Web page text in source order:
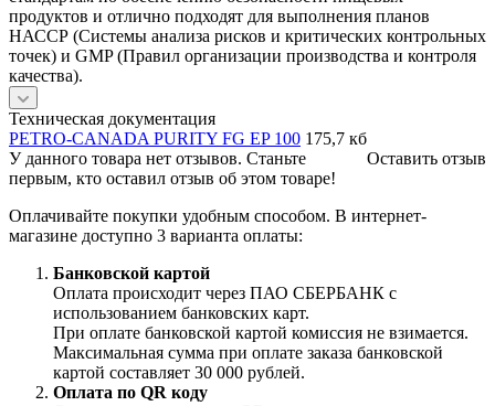
продуктов и отлично подходят для выполнения планов
НАССР (Системы анализа рисков и критических контрольных
точек) и GMP (Правил организации производства и контроля
качества).
Техническая документация
PETRO-CANADA PURITY FG EP 100 175,7 кб
Оставить отзыв
У данного товара нет отзывов. Станьте
первым, кто оставил отзыв об этом товаре!
Оплачивайте покупки удобным способом. В интернет-
магазине доступно 3 варианта оплаты:
Банковской картой
Оплата происходит через ПАО СБЕРБАНК с
использованием банковских карт.
При оплате банковской картой комиссия не взимается.
Максимальная сумма при оплате заказа банковской
картой составляет 30 000 рублей.
Оплата по QR коду